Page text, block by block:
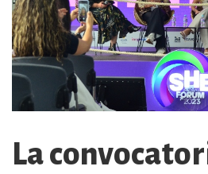
La